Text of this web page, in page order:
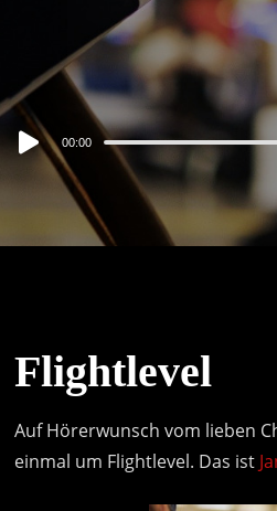
Audio
Player
00:00
Flightlevel
Auf Hörerwunsch vom lieben
einmal um Flightlevel. Das ist